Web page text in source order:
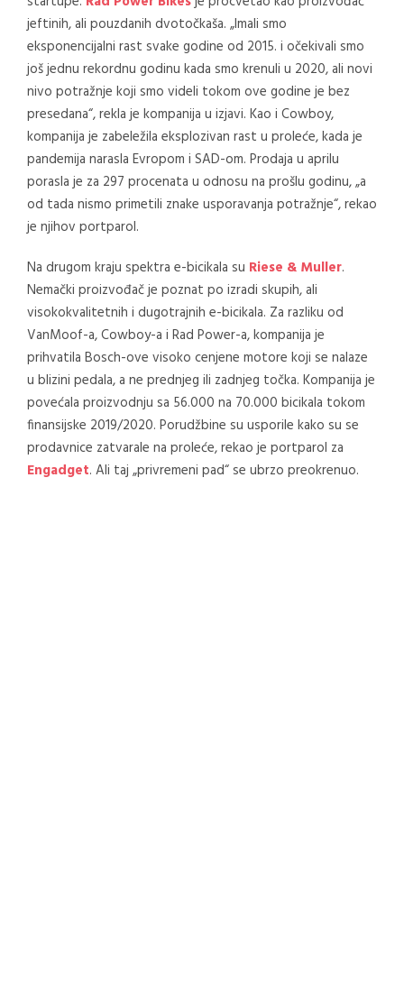
jeftinih, ali pouzdanih dvotočkaša. „Imali smo
eksponencijalni rast svake godine od 2015. i očekivali smo
još jednu rekordnu godinu kada smo krenuli u 2020, ali novi
nivo potražnje koji smo videli tokom ove godine je bez
presedana“, rekla je kompanija u izjavi. Kao i Cowboy,
kompanija je zabeležila eksplozivan rast u proleće, kada je
pandemija narasla Evropom i SAD-om. Prodaja u aprilu
porasla je za 297 procenata u odnosu na prošlu godinu, „a
od tada nismo primetili znake usporavanja potražnje“, rekao
je njihov portparol.
Na drugom kraju spektra e-bicikala su Riese & Muller.
Nemački proizvođač je poznat po izradi skupih, ali
visokokvalitetnih i dugotrajnih e-bicikala. Za razliku od
VanMoof-a, Cowboy-a i Rad Power-a, kompanija je
prihvatila Bosch-ove visoko cenjene motore koji se nalaze
u blizini pedala, a ne prednjeg ili zadnjeg točka. Kompanija je
povećala proizvodnju sa 56.000 na 70.000 bicikala tokom
finansijske 2019/2020. Porudžbine su usporile kako su se
prodavnice zatvarale na proleće, rekao je portparol za
Engadget. Ali taj „privremeni pad“ se ubrzo preokrenuo.